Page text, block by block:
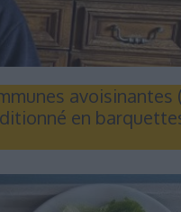
avoisinantes
en